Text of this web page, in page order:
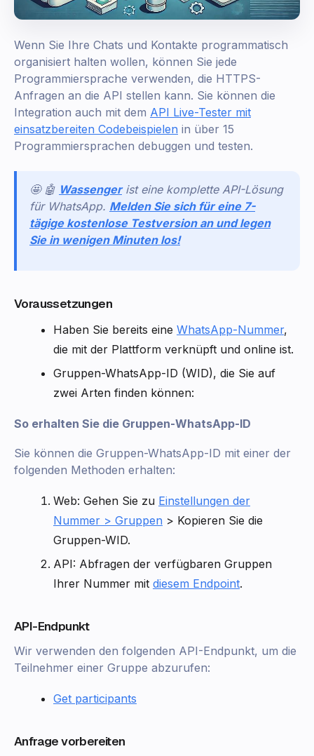
Wenn Sie Ihre Chats und Kontakte programmatisch
organisiert halten wollen, können Sie jede
Programmiersprache verwenden, die HTTPS-
Anfragen an die API stellen kann. Sie können die
Integration auch mit dem API Live-Tester mit
einsatzbereiten Codebeispielen in über 15
Programmiersprachen debuggen und testen.
🤩 🤖 Wassenger ist eine komplette API-Lösung
für WhatsApp. Melden Sie sich für eine 7-
tägige kostenlose Testversion an und legen
Sie in wenigen Minuten los!
Voraussetzungen
Haben Sie bereits eine WhatsApp-Nummer,
die mit der Plattform verknüpft und online ist.
Gruppen-WhatsApp-ID (WID), die Sie auf
zwei Arten finden können:
So erhalten Sie die Gruppen-WhatsApp-ID
Sie können die Gruppen-WhatsApp-ID mit einer der
folgenden Methoden erhalten:
Web: Gehen Sie zu Einstellungen der
Nummer > Gruppen > Kopieren Sie die
Gruppen-WID.
API: Abfragen der verfügbaren Gruppen
Ihrer Nummer mit diesem Endpoint.
API-Endpunkt
Wir verwenden den folgenden API-Endpunkt, um die
Teilnehmer einer Gruppe abzurufen:
Get participants
Anfrage vorbereiten